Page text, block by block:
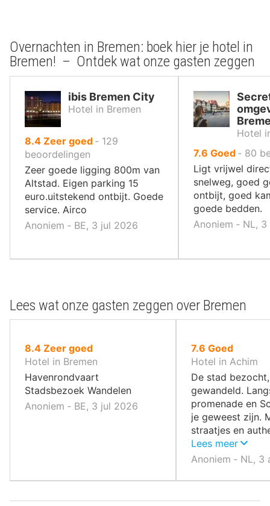
Overnachten in Bremen: boek hier je hotel in
Bremen! – Ontdek wat onze gasten zeggen
ibis Bremen City
Hotel in Bremen
8.4uit
10
,
Zeer goed ‐ 129
beoordelingen
Zeer goede ligging 800m van
Altstad. Eigen parking 15
euro.uitstekend ontbijt. Goede
service. Airco
Anoniem ‐ BE, 3 jul 2026
Hotel
7.6 uit
10
,
Goed ‐ 80
Ligt vrijwel
snelweg, goed
ontbijt, goed
goede bedden.
Anoniem ‐ NL,
Lees wat onze gasten zeggen over Bremen
8.4uit
10
,
Zeer goed
Hotel in Bremen
Havenrondvaart
Stadsbezoek Wandelen
Anoniem ‐ BE, 3 jul 2026
7.6 uit
10
,
Goed
Hotel in Achim
De stad
gewandeld.
promenade en
je geweest zijn.
straatjes en
winkeltjes.
Lees meer
Anoniem ‐ NL, 3